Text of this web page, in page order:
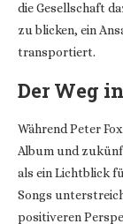
die Gesellschaft
zu blicken, ein
transportiert.
Der Weg
Während Peter
Album und
als ein Lichtblick
Songs
positiveren